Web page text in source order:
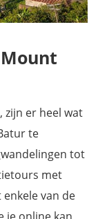
zijn er heel wat
te
tot
met
van de